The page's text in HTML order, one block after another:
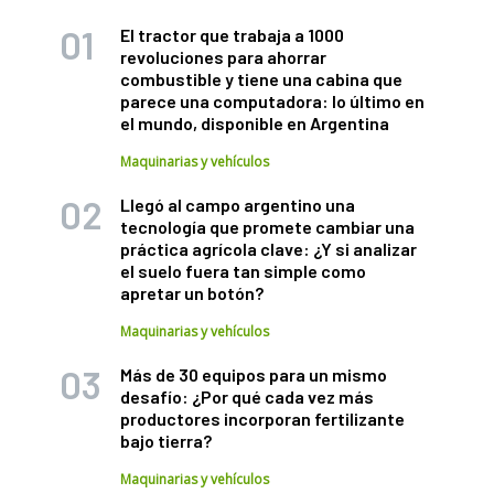
El tractor que trabaja a 1000
revoluciones para ahorrar
combustible y tiene una cabina que
parece una computadora: lo último en
el mundo, disponible en Argentina
Maquinarias y vehículos
Llegó al campo argentino una
tecnología que promete cambiar una
práctica agrícola clave: ¿Y si analizar
el suelo fuera tan simple como
apretar un botón?
Maquinarias y vehículos
Más de 30 equipos para un mismo
desafío: ¿Por qué cada vez más
productores incorporan fertilizante
bajo tierra?
Maquinarias y vehículos